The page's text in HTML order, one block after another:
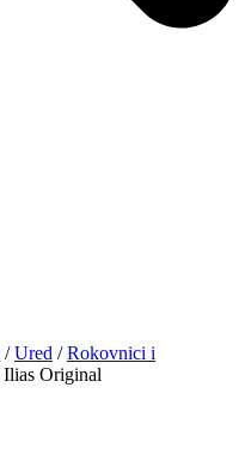
/Ured /Rokovnici i
Original